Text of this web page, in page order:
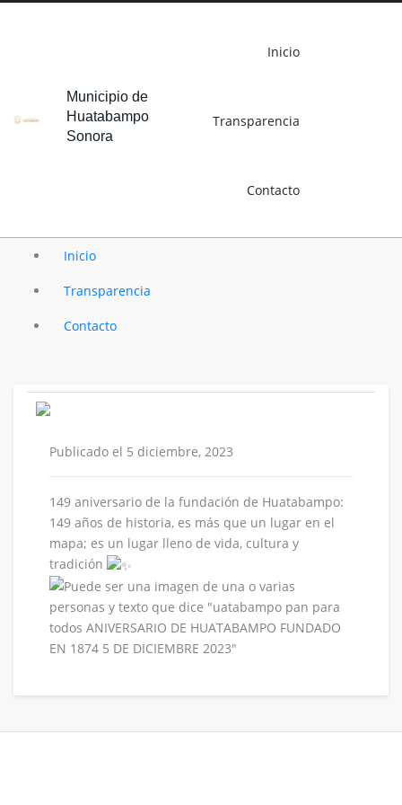
Municipio de
Huatabampo
Sonora
Inicio
Transparencia
Contacto
Inicio
Transparencia
Contacto
Publicado el 5 diciembre, 2023
149 aniversario de la fundación de Huatabampo:
149 años de historia, es más que un lugar en el
mapa; es un lugar lleno de vida, cultura y
tradición